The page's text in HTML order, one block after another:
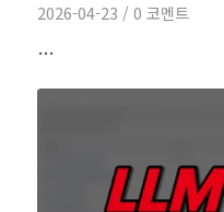
2026-04-23 / 0 코멘트
…